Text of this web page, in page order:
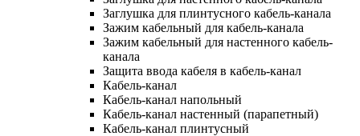
Заглушка для плинтусного кабель-канала
Зажим кабельный для кабель-канала
Зажим кабельный для настенного кабель-
канала
Защита ввода кабеля в кабель-канал
Кабель-канал
Кабель-канал напольный
Кабель-канал настенный (парапетный)
Кабель-канал плинтусный